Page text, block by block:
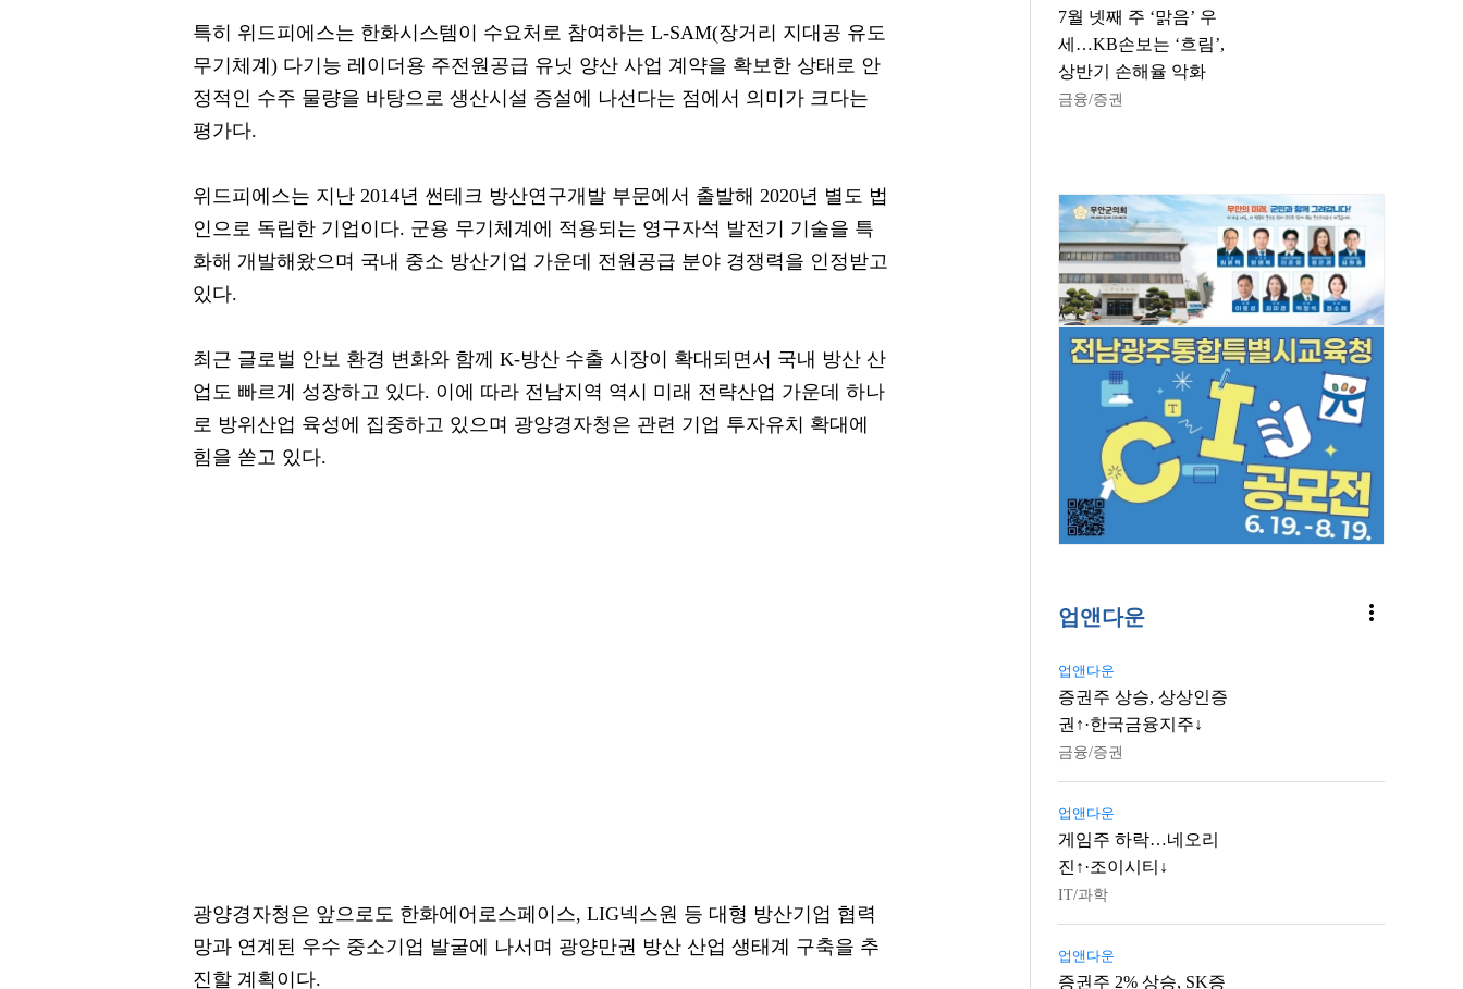
특히 위드피에스는 한화시스템이 수요처로 참여하는 L-SAM(장거리 지대공 유도
무기체계) 다기능 레이더용 주전원공급 유닛 양산 사업 계약을 확보한 상태로 안
정적인 수주 물량을 바탕으로 생산시설 증설에 나선다는 점에서 의미가 크다는
평가다.
위드피에스는 지난 2014년 썬테크 방산연구개발 부문에서 출발해 2020년 별도 법
인으로 독립한 기업이다. 군용 무기체계에 적용되는 영구자석 발전기 기술을 특
화해 개발해왔으며 국내 중소 방산기업 가운데 전원공급 분야 경쟁력을 인정받고
있다.
최근 글로벌 안보 환경 변화와 함께 K-방산 수출 시장이 확대되면서 국내 방산 산
업도 빠르게 성장하고 있다. 이에 따라 전남지역 역시 미래 전략산업 가운데 하나
로 방위산업 육성에 집중하고 있으며 광양경자청은 관련 기업 투자유치 확대에
힘을 쏟고 있다.
광양경자청은 앞으로도 한화에어로스페이스, LIG넥스원 등 대형 방산기업 협력
망과 연계된 우수 중소기업 발굴에 나서며 광양만권 방산 산업 생태계 구축을 추
진할 계획이다.
7월 넷째 주 ‘맑음’ 우
세…KB손보는 ‘흐림’,
상반기 손해율 악화
금융/증권
업앤다운 more_vert
업앤다운
증권주 상승, 상상인증
권↑·한국금융지주↓
금융/증권
업앤다운
게임주 하락…네오리
진↑·조이시티↓
IT/과학
업앤다운
증권주 2% 상승, SK증